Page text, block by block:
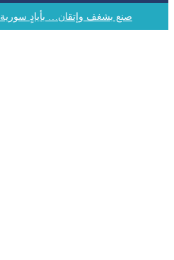
© 2026 | صنع بشغف وإتقان… بأيادٍ سورية